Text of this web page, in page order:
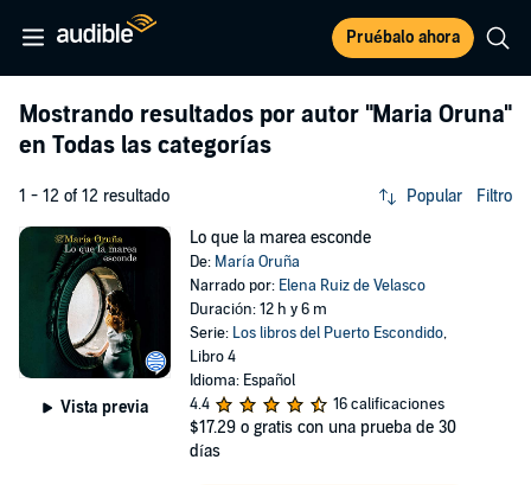
Pruébalo ahora
Mostrando resultados por autor "Maria Oruna"
en Todas las categorías
1 - 12 of 12 resultado Popular Filtro
Vista previa
Lo que la marea esconde
De: María Oruña
Narrado por: Elena Ruiz de Velasco
Duración: 12 h y 6 m
Serie: Los libros del Puerto Escondido,
Libro 4
Idioma: Español
4.4
16 calificaciones
$17.29 o gratis con una prueba de 30
días